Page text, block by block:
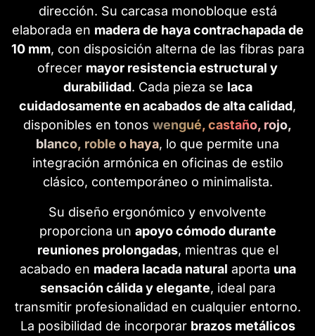
dirección. Su carcasa monobloque está
elaborada en madera de haya contrachapada de
10 mm, con disposición alterna de las fibras para
ofrecer mayor resistencia estructural y
durabilidad. Cada pieza se laca
cuidadosamente en acabados de alta calidad,
disponibles en tonos wengué, castaño, rojo,
blanco, roble o haya, lo que permite una
integración armónica en oficinas de estilo
clásico, contemporáneo o minimalista.
Su diseño ergonómico y envolvente
proporciona un apoyo cómodo durante
reuniones prolongadas, mientras que el
acabado en madera lacada natural aporta una
sensación cálida y elegante, ideal para
transmitir profesionalidad en cualquier entorno.
La posibilidad de incorporar brazos metálicos